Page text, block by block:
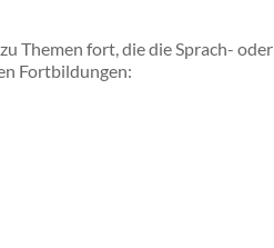
Themen fort, die die Sprach- oder
Fortbildungen: